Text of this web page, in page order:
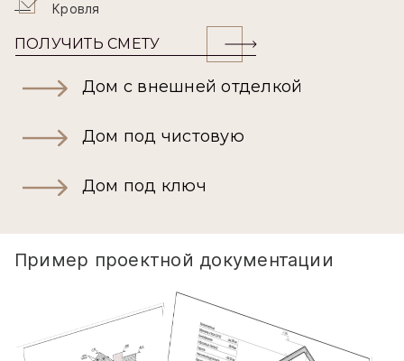
Кровля
ПОЛУЧИТЬ СМЕТУ
Дом с внешней отделкой
Дом под чистовую
Дом под ключ
Пример проектной документации